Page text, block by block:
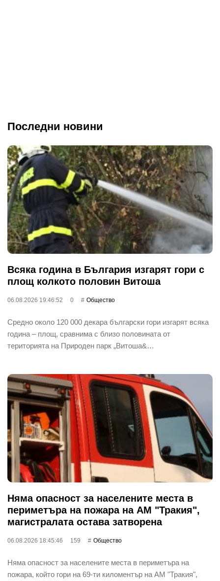
Последни новини
Всяка година в България изгарят гори с
площ колкото половин Витоша
06.08.2026 19:46:52 0 Общество
Средно около 120 000 декара български гори изгарят всяка
година – площ, сравнима с близо половината от
територията на Природен парк „Витоша&…
Няма опасност за населените места в
периметъра на пожара на АМ "Тракия",
магистралата остава затворена
06.08.2026 18:45:46 159 Общество
Няма опасност за населените места в периметъра на
пожара, който гори на 69-ти киломентър на АМ "Тракия",